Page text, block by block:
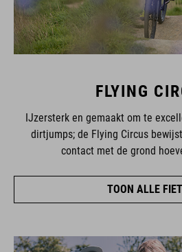
FLYING
IJzersterk en gemaakt om te
dirtjumps; de Flying Circus
contact met de grond
TOON ALLE